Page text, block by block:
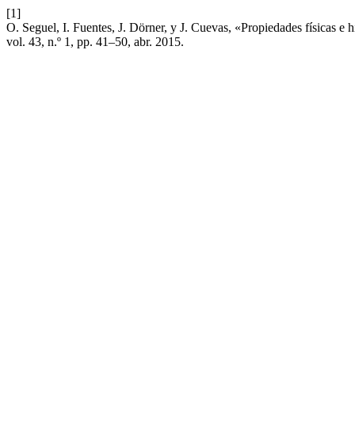
[1]
O. Seguel, I. Fuentes, J. Dörner, y J. Cuevas, «Propiedades físicas
vol. 43, n.º 1, pp. 41–50, abr. 2015.